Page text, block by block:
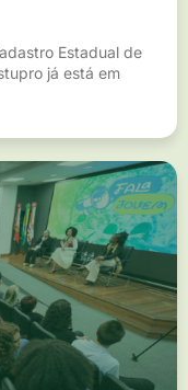
Estadual de
já está em